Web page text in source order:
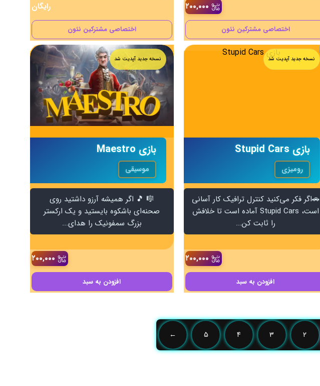
۲۰۰,۰۰۰
اختصاصی مشترکین نئون
رایگان
اختصاصی مشترکین نئون
بازی Stupid Cars
رومیزی
🚗اگر فکر می‌کنید کنترل ترافیک کار آسانی
است، Stupid Cars آماده است تا خلافش
را ثابت کن...
نسخه جدید آپدیت شد
۲۰۰,۰۰۰
افزودن به سبد
بازی Maestro
موسیقی
🎼 🎵 اگر همیشه آرزو داشتید روی
صحنه‌ای باشکوه بایستید و یک ارکستر
بزرگ سمفونیک را هدای...
نسخه جدید آپدیت شد
۲۰۰,۰۰۰
افزودن به سبد
۲ ۳ ۴ ۵ ←